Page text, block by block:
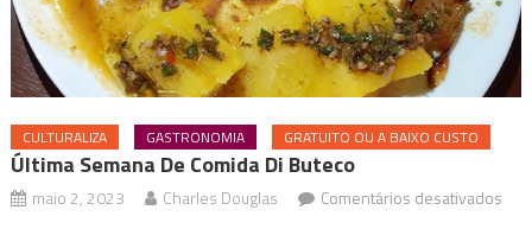
CULTURALIZA GASTRONOMIA GRATUITO OU A BAIXO CUSTO
Última Semana De Comida Di Buteco
maio 2, 2023 Charles Douglas
Comentários desativados